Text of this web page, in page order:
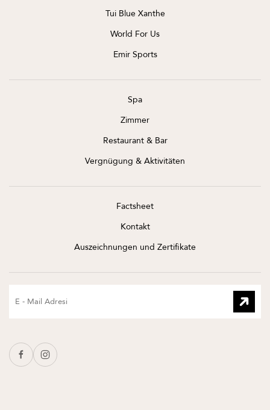
Tui Blue Xanthe
World For Us
Emir Sports
Spa
Zimmer
Restaurant & Bar
Vergnügung & Aktivitäten
Factsheet
Kontakt
Auszeichnungen und Zertifikate